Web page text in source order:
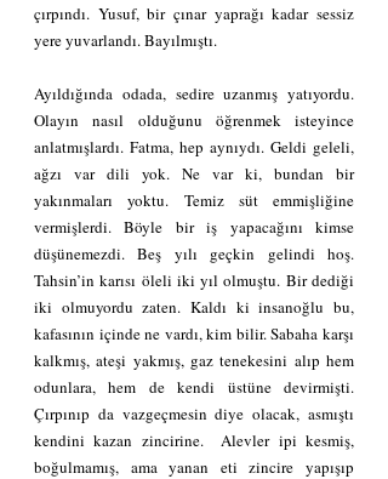
çırpındı. Yusuf, bir çınar yaprağı kadar sessiz
yere yuvarlandı. Bayılmıştı.
Ayıldığında odada, sedire uzanmış yatıyordu.
Olayın nasıl olduğunu öğrenmek isteyince
anlatmışlardı. Fatma, hep aynıydı. Geldi geleli,
ağzı var dili yok. Ne var ki, bundan bir
yakınmaları yoktu. Temiz süt emmişliğine
vermişlerdi. Böyle bir iş yapacağını kimse
düşünemezdi. Beş yılı geçkin gelindi hoş.
Tahsin’in karısı öleli iki yıl olmuştu. Bir dediği
iki olmuyordu zaten. Kaldı ki insanoğlu bu,
kafasının içinde ne vardı, kim bilir. Sabaha karşı
kalkmış, ateşi yakmış, gaz tenekesini alıp hem
odunlara, hem de kendi üstüne devirmişti.
Çırpınıp da vazgeçmesin diye olacak, asmıştı
kendini kazan zincirine.  Alevler ipi kesmiş,
boğulmamış, ama yanan eti zincire yapışıp